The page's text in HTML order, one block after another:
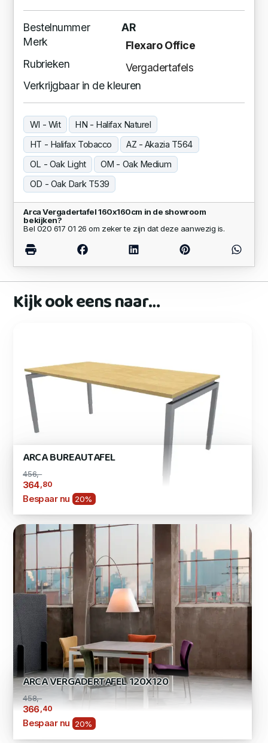
Bestelnummer
AR
Merk
Flexaro Office
Rubrieken
Vergadertafels
Verkrijgbaar in de kleuren
WI - Wit
HN - Halifax Naturel
HT - Halifax Tobacco
AZ - Akazia T564
OL - Oak Light
OM - Oak Medium
OD - Oak Dark T539
Arca Vergadertafel 160x160cm in de showroom
bekijken?
Bel 020 617 01 26 om zeker te zijn dat deze aanwezig is.
Kijk ook eens naar…
ARCA BUREAUTAFEL
456,-
364 ,80
Bespaar nu 20%
ARCA VERGADERTAFEL 120X120
458,-
366,40
Bespaar nu 20%